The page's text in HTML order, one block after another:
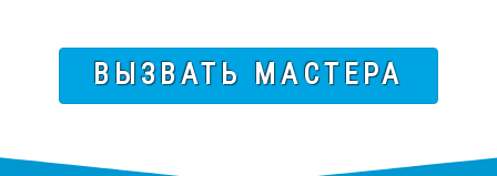
ВЫЗВАТЬ МАСТЕРА